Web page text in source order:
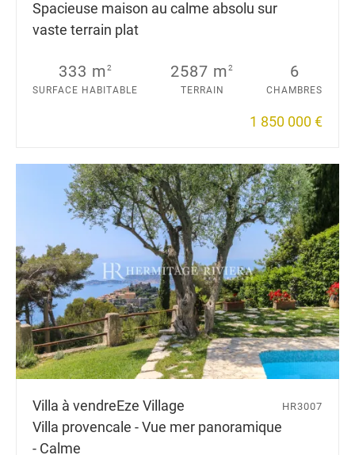
Spacieuse maison au calme absolu sur
vaste terrain plat
333 m2
SURFACE HABITABLE
2587 m2
TERRAIN
6
CHAMBRES
1 850 000 €
Villa à vendreEze Village
Villa provencale - Vue mer panoramique
- Calme
HR3007